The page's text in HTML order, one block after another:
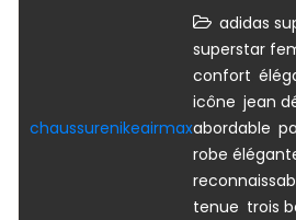
adidas superstar pas cher
chaussure adidas superstar
chaussurenikeairmax
adidas
superstar
confort
icône jean
abordable
robe
tenue trois